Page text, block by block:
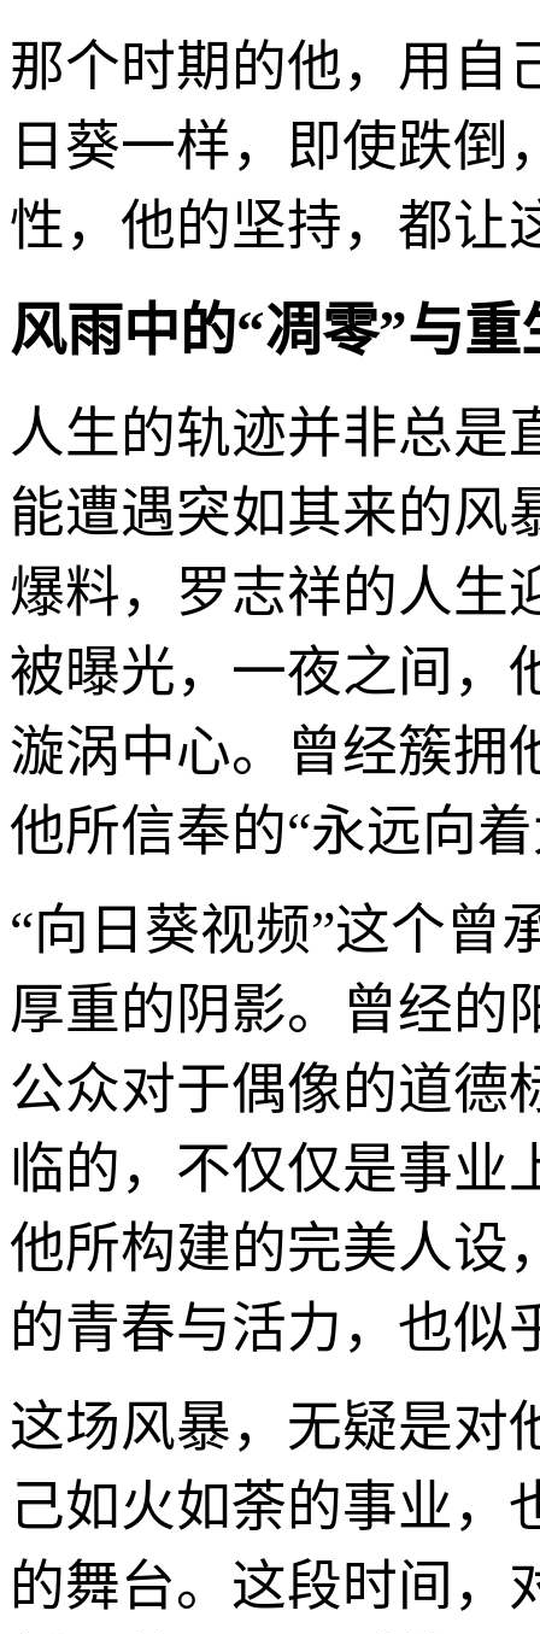
那个时期的他，用自
日葵一样，即使跌
性，他的坚持，都让
风雨中的“凋零”与
人生的轨迹并非总是
能遭遇突如其来的风
爆料，罗志祥的人生
被曝光，一夜之间，
漩涡中心。曾经簇拥
他所信奉的“永远向
“向日葵视频”这个曾
厚重的阴影。曾经的
公众对于偶像的道德
临的，不仅仅是事业
他所构建的完美人设
的青春与活力，也似
这场风暴，无疑是对
己如火如荼的事业，
的舞台。这段时间，